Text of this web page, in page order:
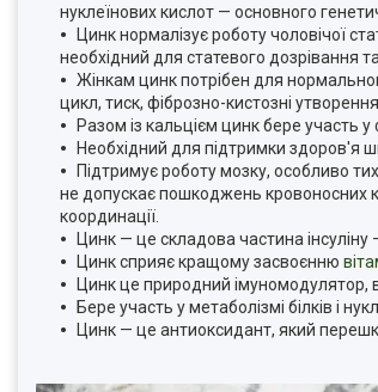
нуклеїнових кислот — основного
Цинк нормалізує роботу чоловічої
необхідний для статевого дозрівання
Жінкам цинк потрібен для
цикл, тиск, фіброзно-кистозні утворення.
Разом із кальцієм цинк бере участь
Необхідний для підтримки здоров'я
Підтримує роботу мозку, особливо
не допускає пошкоджень кровоносних
координації.
Цинк — це складова частина інсуліну
Цинк сприяє кращому засвоєнню
Цинк це природний імуномодулятор,
Бере участь у метаболізмі білків і
Цинк — це антиоксидант, який